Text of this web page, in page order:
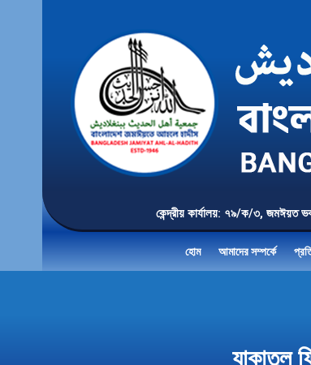
কেন্দ্রীয় কার্যালয়: ৭৯/ক/৩,
হোম আমাদের সম্পর্কে
যাকাতুল